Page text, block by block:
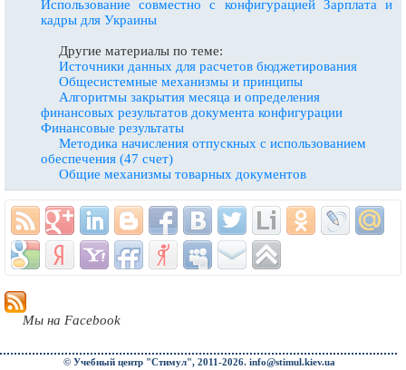
Использование совместно с конфигурацией Зарплата и
кадры для Украины
Другие материалы по теме:
Источники данных для расчетов бюджетирования
Общесистемные механизмы и принципы
Алгоритмы закрытия месяца и определения
финансовых результатов документа конфигурации
Финансовые результаты
Методика начисления отпускных с использованием
обеспечения (47 счет)
Общие механизмы товарных документов
Мы на Facebook
© Учебный центр "Стимул", 2011-2026. info@stimul.kiev.ua